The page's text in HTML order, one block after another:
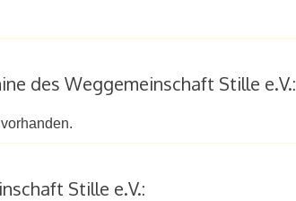
des Weggemeinschaft Stille e.V.:
Stille e.V.: